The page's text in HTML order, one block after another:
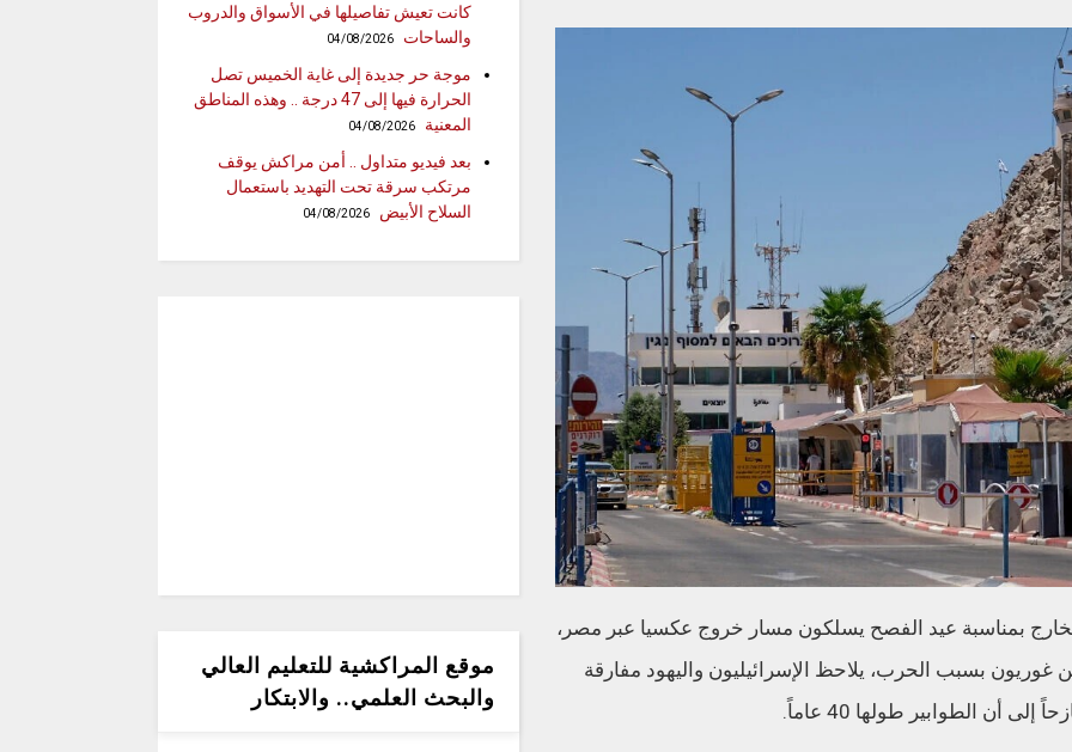
بمناسبة عيد الفصح يسلكون مسار خروج عكسيا عبر مصر،
غوريون بسبب الحرب، يلاحظ الإسرائيليون واليهود مفارقة
أن الطوابير طولها 40 عاماً.
كانت تعيش تفاصيلها في الأسواق والدروب
والساحات
04/08/2026
موجة حر جديدة إلى غاية الخميس تصل
الحرارة فيها إلى 47 درجة .. وهذه المناطق
المعنية
04/08/2026
بعد فيديو متداول .. أمن مراكش يوقف
مرتكب سرقة تحت التهديد باستعمال
السلاح الأبيض
04/08/2026
موقع المراكشية للتعليم العالي
والبحث العلمي.. والابتكار